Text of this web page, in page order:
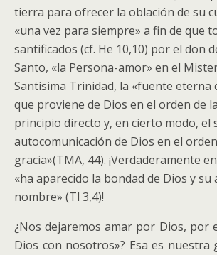
tierra para ofrecer la oblación de su
«una vez para siempre» a fin de que
santificados (cf. He 10,10) por el don
Santo, «la Persona-amor» en el
Santísima Trinidad, la «fuente eterna
que proviene de Dios en el orden de
principio directo y, en cierto modo, el
autocomunicación de Dios en el
gracia»(TMA, 44). ¡Verdaderamente
«ha aparecido la bondad de Dios y su
nombre» (Tl 3,4)!
¿Nos dejaremos amar por Dios, por
Dios con nosotros»? Esa es nuestra